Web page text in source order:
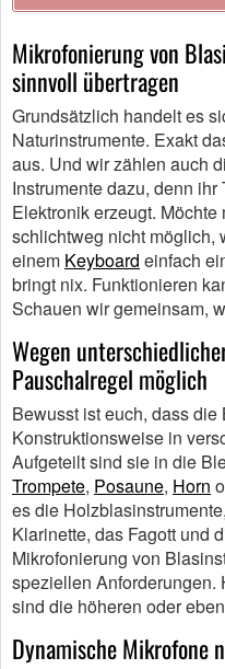
Mikrofonierung von
sinnvoll übertragen
Grundsätzlich handelt es
Naturinstrumente. Exakt
aus. Und wir zählen auch
Instrumente dazu, denn
Elektronik erzeugt.
schlichtweg nicht möglich,
einem Keyboard einfach
bringt nix. Funktionieren
Schauen wir gemeinsam,
Wegen
Pauschalregel möglich
Bewusst ist euch, dass
Konstruktionsweise in
Aufgeteilt sind sie in die
Trompete, Posaune, Horn
es die
Klarinette, das Fagott und
Mikrofonierung von
speziellen Anforderungen.
sind die höheren oder
Dynamische Mikrofone